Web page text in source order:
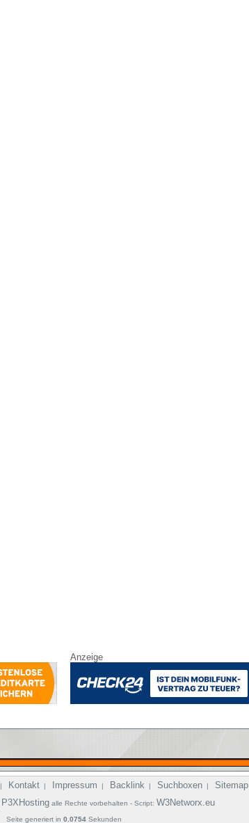
Anzeige
| Kontakt | Impressum | Backlink | Suchboxen | Sitemap
P3XHosting alle Rechte vorbehalten - Script: W3Networx.eu
Seite generiert in 0.0754Sekunden